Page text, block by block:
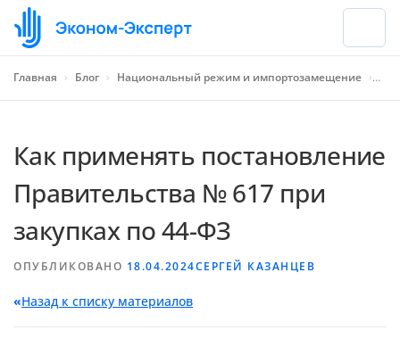
Главная › Блог › Национальный режим и импортозамещение ›
Как применять постановление
Правительства № 617 при
закупках по 44-ФЗ
ОПУБЛИКОВАНО 18.04.2024СЕРГЕЙ КАЗАНЦЕВ
«Назад к списку материалов